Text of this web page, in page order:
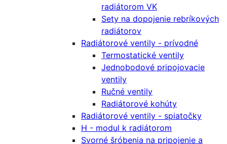
radiátorom VK
Sety na dopojenie rebríkových
radiátorov
Radiátorové ventily - prívodné
Termostatické ventily
Jednobodové pripojovacie
ventily
Ručné ventily
Radiátorové kohúty
Radiátorové ventily - spiatočky
H - modul k radiátorom
Svorné šróbenia na pripojenie a